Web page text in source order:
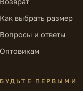
Возврат
Как выбрать размер
Вопросы и ответы
Оптовикам
БУДЬТЕ ПЕРВЫМИ